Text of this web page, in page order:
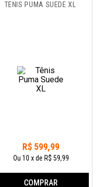
TÊNIS PUMA SUEDE XL
R$ 599,99
Ou 10 xde R$ 59,99
COMPRAR